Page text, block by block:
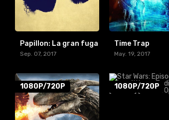
Papillon: La gran fuga
Sep. 07, 2017
Time Trap
May. 19, 2017
1080P/720P 1080P/720P